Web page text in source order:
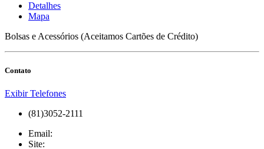
Detalhes
Mapa
Bolsas e Acessórios (Aceitamos Cartões de Crédito)
Contato
Exibir Telefones
(81)3052-2111
Email:
Site: